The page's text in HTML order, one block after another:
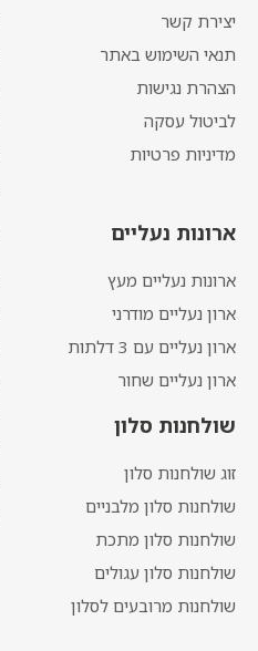
יצירת קשר
תנאי השימוש באתר
הצהרת נגישות
לביטול עסקה
מדיניות פרטיות
ארונות נעליים
ארונות נעליים מעץ
ארון נעליים מודרני
ארון נעליים עם 3 דלתות
ארון נעליים שחור
שולחנות סלון
זוג שולחנות סלון
שולחנות סלון מלבניים
שולחנות סלון מתכת
שולחנות סלון עגולים
שולחנות מרובעים לסלון